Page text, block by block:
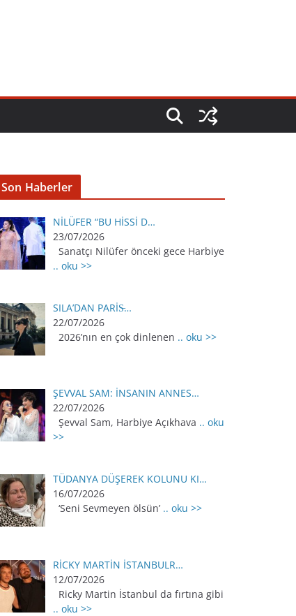
Son Haberler
NİLÜFER “BU HİSSİ D…
23/07/2026
Sanatçı Nilüfer önceki gece Harbiye
.. oku >>
SILA’DAN PARİS̵…
22/07/2026
2026’nın en çok dinlenen .. oku >>
ŞEVVAL SAM: İNSANIN ANNES…
22/07/2026
Şevval Sam, Harbiye Açıkhava .. oku
>>
TÜDANYA DÜŞEREK KOLUNU KI…
16/07/2026
‘Seni Sevmeyen ölsün’ .. oku >>
RİCKY MARTİN İSTANBULR…
12/07/2026
Ricky Martin İstanbul da fırtına gibi
.. oku >>